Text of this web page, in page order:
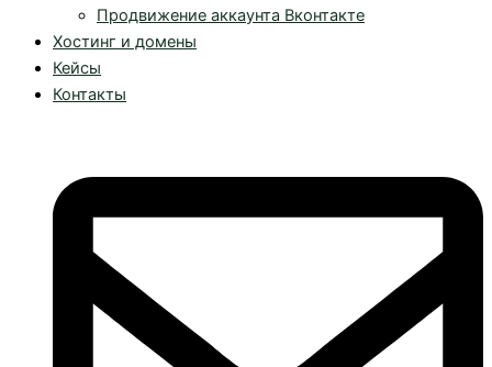
Продвижение аккаунта Вконтакте
Хостинг и домены
Кейсы
Контакты